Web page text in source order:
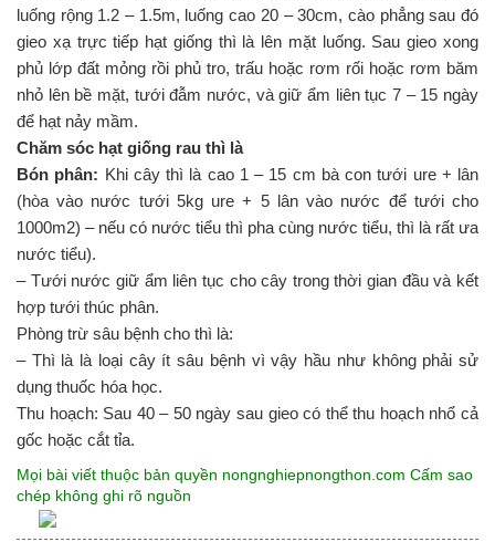
luống rộng 1.2 – 1.5m, luống cao 20 – 30cm, cào phẳng sau đó
gieo xạ trực tiếp hạt giống thì là lên mặt luống. Sau gieo xong
phủ lớp đất mỏng rồi phủ tro, trấu hoặc rơm rối hoặc rơm băm
nhỏ lên bề mặt, tưới đẫm nước, và giữ ẩm liên tục 7 – 15 ngày
để hạt nảy mầm.
Chăm sóc hạt giống rau thì là
Bón phân: Khi cây thì là cao 1 – 15 cm bà con tưới ure + lân
(hòa vào nước tưới 5kg ure + 5 lân vào nước để tưới cho
1000m2) – nếu có nước tiểu thì pha cùng nước tiểu, thì là rất ưa
nước tiểu).
– Tưới nước giữ ẩm liên tục cho cây trong thời gian đầu và kết
hợp tưới thúc phân.
Phòng trừ sâu bệnh cho thì là:
– Thì là là loại cây ít sâu bệnh vì vậy hầu như không phải sử
dụng thuốc hóa học.
Thu hoạch: Sau 40 – 50 ngày sau gieo có thể thu hoạch nhổ cả
gốc hoặc cắt tỉa.
Mọi bài viết thuộc bản quyền nongnghiepnongthon.com Cấm sao
chép không ghi rõ nguồn